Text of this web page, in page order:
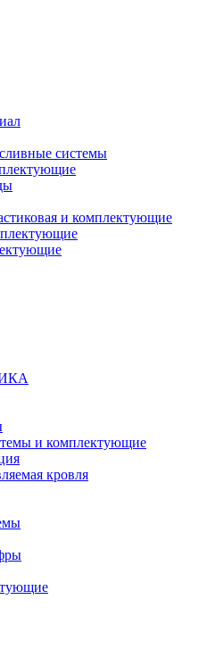
системы
и комплектующие
и комплектующие
кровля